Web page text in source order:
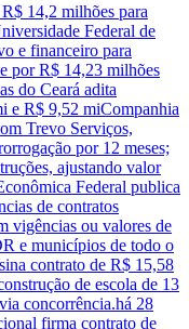
14,2 milhões para
Federal de
e financeiro para
por R$ 14,23 milhões
do Ceará adita
e R$ 9,52 miCompanhia
Trevo Serviços,
por 12 meses;
ajustando valor
Federal publica
de contratos
vigências ou valores de
e municípios de todo o
contrato de R$ 15,58
de escola de 13
concorrência.há 28
firma contrato de